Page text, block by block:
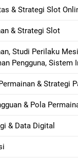
& Strategi Slot
& Strategi Slot
Studi Perilaku
Pengguna, Sistem
& Strategi
& Pola
& Data Digital